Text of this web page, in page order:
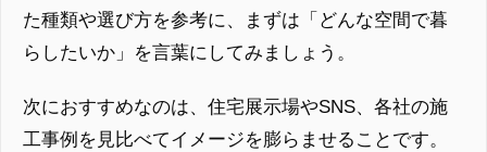
た種類や選び方を参考に、まずは「どんな空間で暮
らしたいか」を言葉にしてみましょう。
次におすすめなのは、住宅展示場やSNS、各社の施
工事例を見比べてイメージを膨らませることです。